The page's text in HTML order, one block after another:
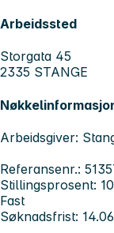
Arbeidssted
Storgata 45
2335 STANGE
Arbeidsgiver:
Referansenr.:
Stillingsprosent:
Fast
Søknadsfrist: